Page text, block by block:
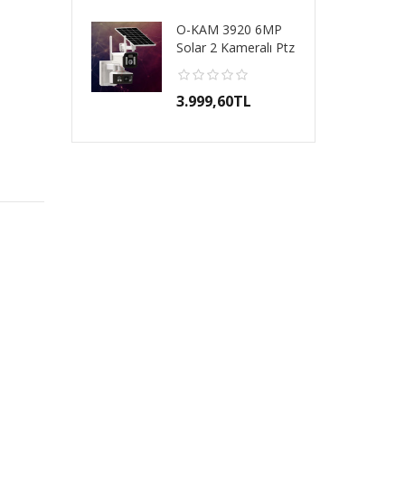
O-KAM 3920 6MP
Solar 2 Kameralı Ptz
Okam 1 Yıl Tür..
3.999,60TL